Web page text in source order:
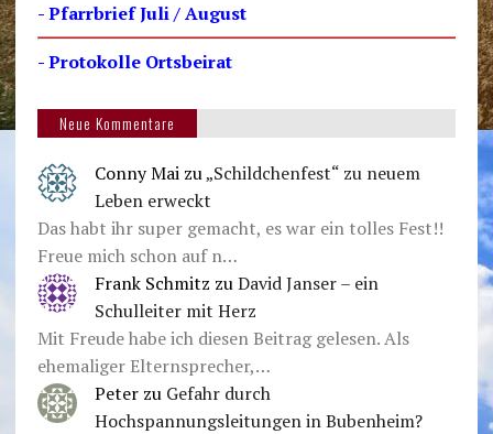
- Pfarrbrief Juli / August
- Protokolle Ortsbeirat
Neue Kommentare
Conny Mai zu„Schildchenfest“ zu neuem
Leben erweckt
Das habt ihr super gemacht, es war ein tolles Fest!!
Freue mich schon auf n…
Frank Schmitz zu David Janser – ein
Schulleiter mit Herz
Mit Freude habe ich diesen Beitrag gelesen. Als
ehemaliger Elternsprecher,…
Peter zu Gefahr durch
Hochspannungsleitungen in Bubenheim?